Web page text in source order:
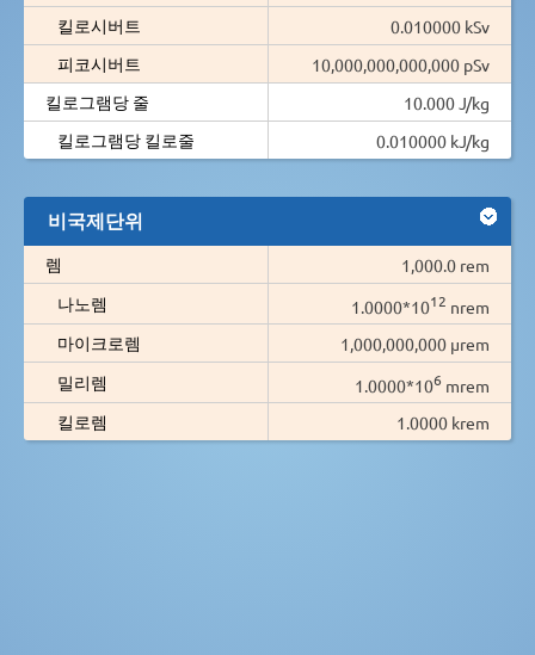
킬로시버트
0.010000 kSv
피코시버트
10,000,000,000,000 pSv
킬로그램당 줄
10.000 J/kg
킬로그램당 킬로줄
0.010000 kJ/kg
비국제단위
렘
1,000.0 rem
나노렘
1.0000*1012 nrem
마이크로렘
1,000,000,000 µrem
밀리렘
1.0000*106 mrem
킬로렘
1.0000 krem